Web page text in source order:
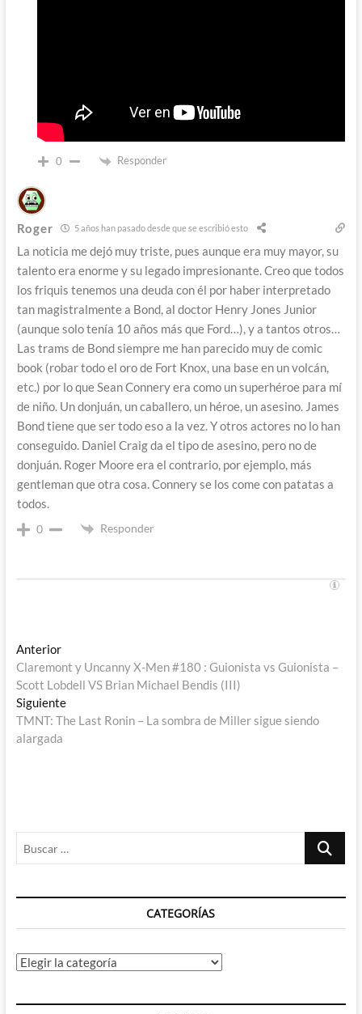
0 Responder
Roger 5 años han pasado desde que se escribió esto
La noticia me dejó muy triste, pues aunque era muy mayor, su
talento era enorme y su legado impresionante. Creo que todos
los friquis tenemos una deuda con él por haber interpretado
tan magistralmente a Bond, al doctor Henry Jones Junior
(aunque solo tenía 10 años más que Ford…), y a tantos otros…
Las trams de Bond siempre me han parecido muy de comic
book (robar todo el oro de Fort Knox, una base en un volcán,
etc.) por lo que Sean Connery era como un superhéroe para mí
de niño. Un donjuán, un caballero, un héroe, un asesino. James
Bond tiene que ser todo eso a la vez. Y otros actores no lo han
conseguido. Daniel Craig da el tipo de asesino, pero no de
donjuán. Roger Moore era el contrario, por ejemplo, más
gentleman que otra cosa. Connery se los come con patatas a
todos.
0 Responder
Navegación
de
entradas
AnteriorEntrada
anterior:
Claremont y Uncanny X-Men #180 : Guionista vs Guionista –
Scott Lobdell VS Brian Michael Bendis (III)
SiguienteEntrada
siguiente:
TMNT: The Last Ronin – La sombra de Miller sigue siendo
alargada
Buscar
CATEGORÍAS
Categorías